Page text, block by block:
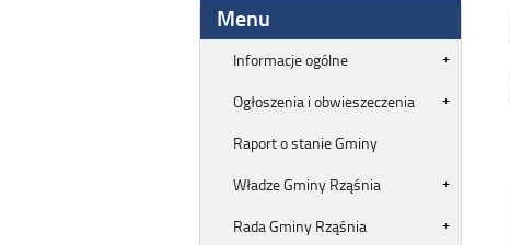
Menu
Informacje ogólne
Ogłoszenia i obwieszeczenia
Raport o stanie Gminy
Władze Gminy Rząśnia
Rada Gminy Rząśnia